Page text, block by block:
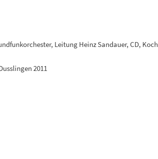
Leitung Heinz Sandauer, CD, Koch
2011